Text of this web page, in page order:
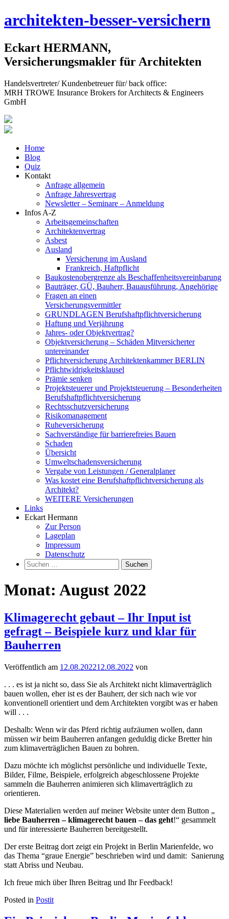
to
architekten-besser-versichern
Eckart HERMANN,
Versicherungsmakler für Architekten
Handelsvertreter/ Kundenbetreuer für/ back office:
MRH TROWE Insurance Brokers for Architects & Engineers
GmbH
Home
Blog
Quiz
Kontakt
Anfrage allgemein
Anfrage Jahresvertrag
Newsletter – Seminare – Anmeldung
Infos A-Z
Arbeitsgemeinschaften
Architektenvertrag
Asbest
Ausland
Versicherung im Ausland
Frankreich, Haftpflicht
Baukostenobergrenze als Beschaffenheits­vereinbarung
Bauträger, GÜ, Bauherr, Bauausführung, Angehörige
Fragen an einen
Versicherungsvermittler
GRUNDLAGEN Berufshaftpflichtversicherung
Haftung und Verjährung
Jahres- oder Objektvertrag?
Objektversicherung – Schäden Mitversicherter
untereinander
Pflichtversicherung Architektenkammer BERLIN
Pflichtwidrigkeitsklausel
Prämie senken
Projektsteuerer und Projektsteuerung – Besonderheiten
Berufshaftpflichtversicherung
Rechtsschutzversicherung
Risikomanagement
Ruheversicherung
Sachverständige für barrierefreies Bauen
Schaden
Übersicht
Umweltschadensversicherung
Vergabe von Leistungen / Generalplaner
Was kostet eine Berufshaftpflichtversicherung als
Architekt?
WEITERE Versicherungen
Links
Eckart Hermann
Zur Person
Lageplan
Impressum
Datenschutz
Suchen
nach:
Monat: August 2022
Klimagerecht gebaut – Ihr Input ist
gefragt – Beispiele kurz und klar für
Bauherren
Veröffentlich am 12.08.202212.08.2022 von
. . . es ist ja nicht so, dass Sie als Architekt nicht klimaverträglich
bauen wollen, eher ist es der Bauherr, der sich nach wie vor
konventionell orientiert und dem Architekten vorgibt was er haben
will . . .
Deshalb: Wenn wir das Pferd richtig aufzäumen wollen, dann
müssen wir beim Bauherren anfangen geduldig dicke Bretter hin
zum klimaverträglichen Bauen zu bohren.
Dazu möchte ich möglichst persönliche und individuelle Texte,
Bilder, Filme, Beispiele, erfolgreich abgeschlossene Projekte
sammeln die Bauherren animieren sich klimaverträglich zu
orientieren.
Diese Materialien werden auf meiner Website unter dem Button „
liebe Bauherren – klimagerecht bauen – das geht!“ gesammelt
und für interessierte Bauherren bereitgestellt.
Der erste Beitrag dort zeigt ein Projekt in Berlin Marienfelde, wo
das Thema “graue Energie” beschrieben wird und damit: Sanierung
statt Abriss und Neubau.
Ich freue mich über Ihren Beitrag und Ihr Feedback!
Posted in Postit